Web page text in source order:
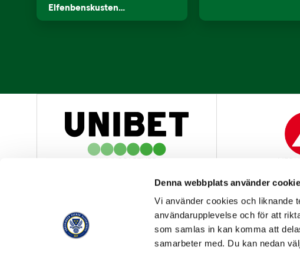
Denna webbplats använder
Vi använder cookies och liknande
användarupplevelse och för att
som samlas in kan komma att
samarbeter med. Du kan nedan
Elfenbenskusten…